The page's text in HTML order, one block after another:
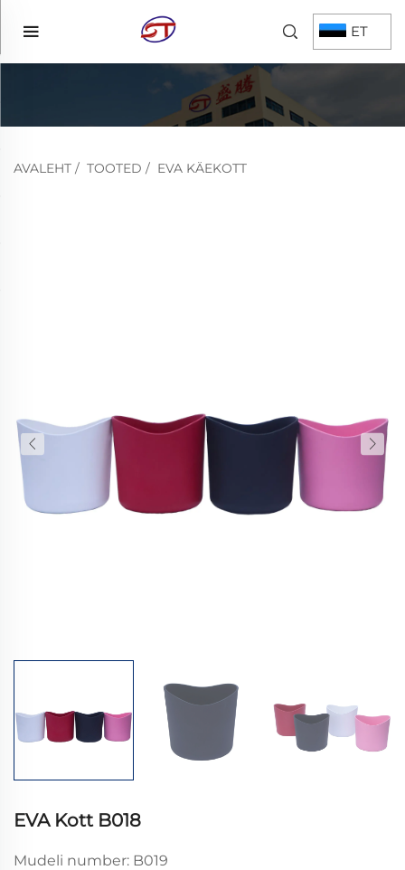
ET
AVALEHT / TOOTED / EVA KÄEKOTT
EVA Kott B018
Mudeli number: B019